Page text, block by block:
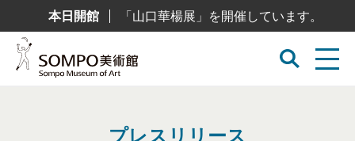
テ
本日開館 「山口華楊展」を開催しています。
プレスリリース